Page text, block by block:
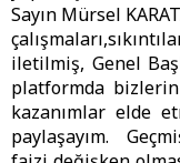
Sayın Mürsel
iletilmiş, Genel
platformda
kazanımlar elde
paylaşayım.